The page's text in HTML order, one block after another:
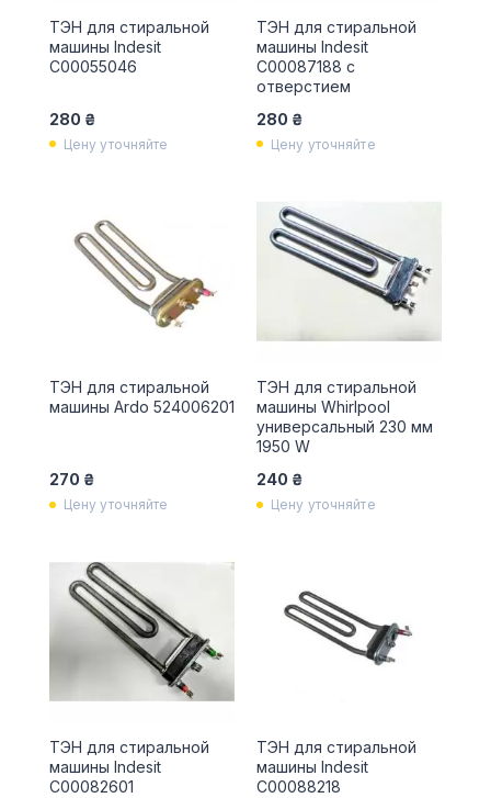
ТЭН для стиральной
машины Indesit
C00055046
280 ₴
Цену уточняйте
ТЭН для стиральной
машины Indesit
C00087188 с
отверстием
280 ₴
Цену уточняйте
ТЭН для стиральной
машины Ardo 524006201
270 ₴
Цену уточняйте
ТЭН для стиральной
машины Whirlpool
универсальный 230 мм
1950 W
240 ₴
Цену уточняйте
ТЭН для стиральной
машины Indesit
C00082601
ТЭН для стиральной
машины Indesit
C00088218